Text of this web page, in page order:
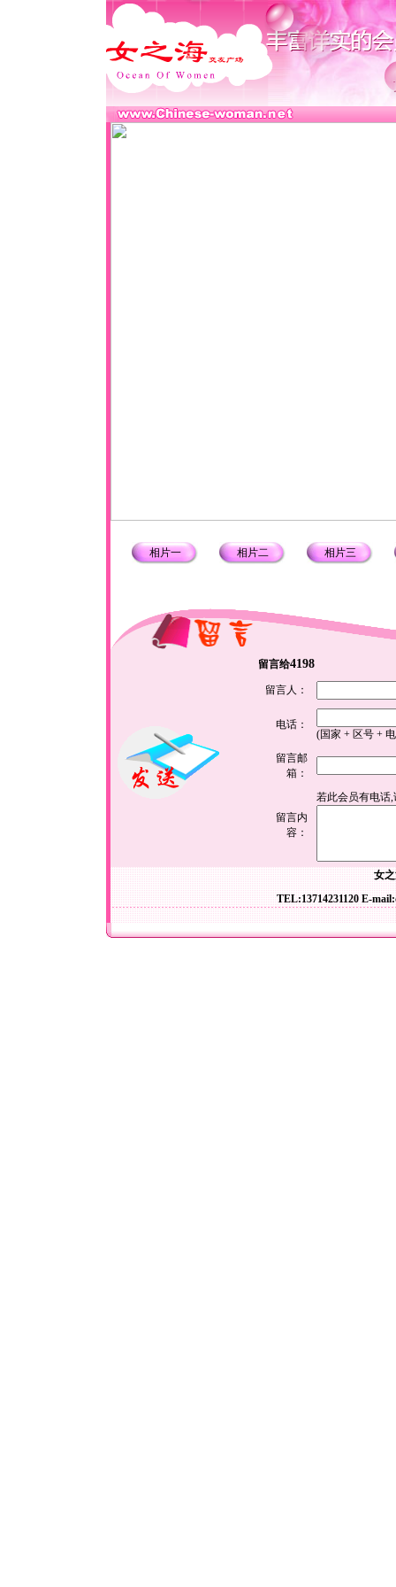
相片一 相片二 相片三
留言给4198
留言人：
电话：
(国家 + 区号 +
留言邮
箱：
留言内
容：
若此会员有电话
女
TEL:13714231120 E-mail: